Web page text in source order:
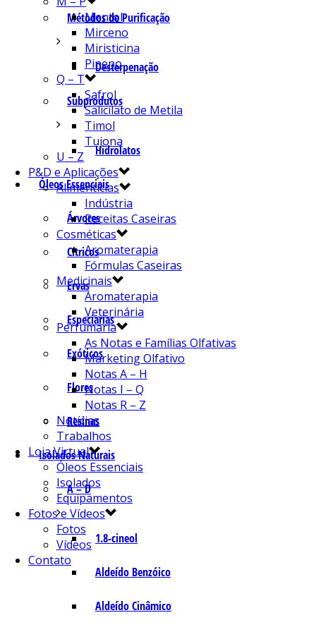
Métodos de Purificação
Desterpenação
Subprodutos
Hidrolatos
Óleos Essenciais
Árvores
Cítricos
Ervas
Especiarias
Exóticos
Flores
Resinas
Isolados Naturais
A – D
1.8-cineol
Aldeído Benzóico
Aldeído Cinâmico
Mentol
Mirceno
Miristicina
Pineno
Q – T
Safrol
Salicilato de Metila
Timol
Tujona
U – Z
P&D e Aplicações
Alimentícias
Indústria
Receitas Caseiras
Cosméticas
Aromaterapia
Fórmulas Caseiras
Medicinais
Aromaterapia
Veterinária
Perfumaria
As Notas e Famílias Olfativas
Marketing Olfativo
Notas A – H
Notas I – Q
Notas R – Z
Notícias
Trabalhos
Loja Virtual
Óleos Essenciais
Isolados
Equipamentos
Fotos e Vídeos
Fotos
Vídeos
Contato